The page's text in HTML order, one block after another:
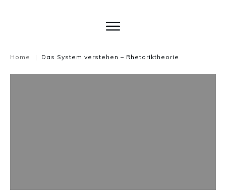
Home | Das System verstehen – Rhetoriktheorie